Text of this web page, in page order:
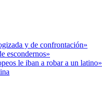
y de confrontación»
escondernos»
le iban a robar a un latino»